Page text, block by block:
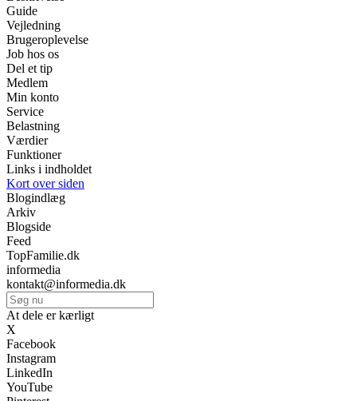
Guide
Vejledning
Brugeroplevelse
Job hos os
Del et tip
Medlem
Min konto
Service
Belastning
Værdier
Funktioner
Links i indholdet
Kort over siden
Blogindlæg
Arkiv
Blogside
Feed
TopFamilie.dk
informedia
kontakt@informedia.dk
At dele er kærligt
X
Facebook
Instagram
LinkedIn
YouTube